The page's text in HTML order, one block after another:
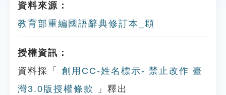
資料來源：
教育部重編國語辭典修訂本_頵
授權資訊：
資料採「
創用CC-姓名標示- 禁止改作 臺
灣3.0版授權條款
」釋出